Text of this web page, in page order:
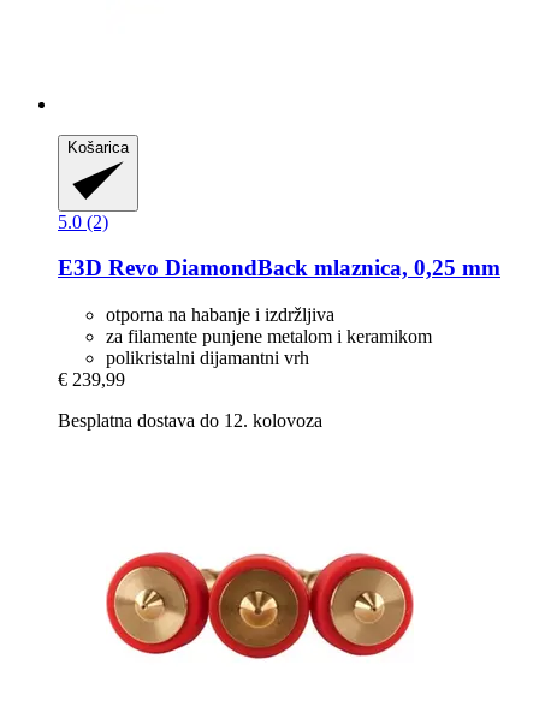
Košarica
5.0 (2)
E3D Revo DiamondBack mlaznica, 0,25 mm
otporna na habanje i izdržljiva
za filamente punjene metalom i keramikom
polikristalni dijamantni vrh
€ 239,99
Besplatna dostava do 12. kolovoza